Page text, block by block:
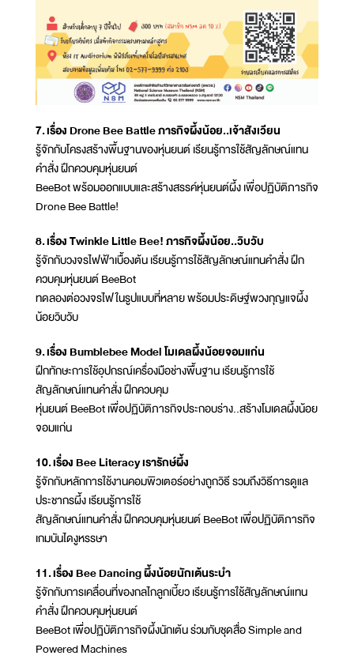
7. เรื่อง Drone Bee Battle ภารกิจผึ้งน้อย..เจ้าสังเวียน
รู้จักกับโครงสร้างพื้นฐานของหุ่นยนต์ เรียนรู้การใช้สัญลักษณ์แทน
คำสั่ง ฝึกควบคุมหุ่นยนต์
BeeBot พร้อมออกแบบและสร้างสรรค์หุ่นยนต์ผึ้ง เพื่อปฏิบัติภารกิจ
Drone Bee Battle!
8. เรื่อง Twinkle Little Bee! ภารกิจผึ้งน้อย..วิบวับ
รู้จักกับวงจรไฟฟ้าเบื้องต้น เรียนรู้การใช้สัญลักษณ์แทนคำสั่ง ฝึก
ควบคุมหุ่นยนต์ BeeBot
ทดลองต่อวงจรไฟในรูปแบบที่หลาย พร้อมประดิษฐ์พวงกุญแจผึ้ง
น้อยวิบวับ
9. เรื่อง Bumblebee Model โมเดลผึ้งน้อยจอมแก่น
ฝึกทักษะการใช้อุปกรณ์เครื่องมือช่างพื้นฐาน เรียนรู้การใช้
สัญลักษณ์แทนคำสั่ง ฝึกควบคุม
หุ่นยนต์ BeeBot เพื่อปฏิบัติภารกิจประกอบร่าง..สร้างโมเดลผึ้งน้อย
จอมแก่น
10. เรื่อง Bee Literacy เรารักษ์ผึ้ง
รู้จักกับหลักการใช้งานคอมพิวเตอร์อย่างถูกวิธี รวมถึงวิธีการดูแล
ประชากรผึ้ง เรียนรู้การใช้
สัญลักษณ์แทนคำสั่ง ฝึกควบคุมหุ่นยนต์ BeeBot เพื่อปฏิบัติภารกิจ
เกมบันไดงูหรรษา
11. เรื่อง Bee Dancing ผึ้งน้อยนักเต้นระบำ
รู้จักกับการเคลื่อนที่ของกลไกลูกเบี้ยว เรียนรู้การใช้สัญลักษณ์แทน
คำสั่ง ฝึกควบคุมหุ่นยนต์
BeeBot เพื่อปฏิบัติภารกิจผึ้งนักเต้น ร่วมกับชุดสื่อ Simple and
Powered Machines